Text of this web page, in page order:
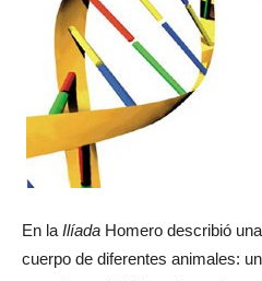
En la Ilíada Homero describió
cuerpo de diferentes animales: